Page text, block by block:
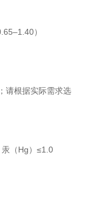
）
请根据实际需求选
（Hg）≤1.0